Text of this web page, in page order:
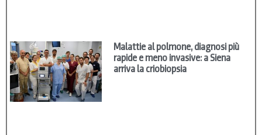
Malattie al polmone, diagnosi più
rapide e meno invasive: a Siena
arriva la criobiopsia